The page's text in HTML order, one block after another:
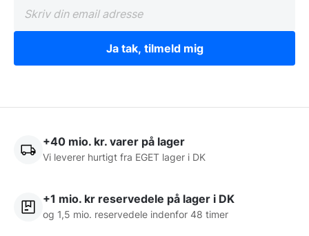
Ja tak, tilmeld mig
+40 mio. kr. varer på lager
Vi leverer hurtigt fra EGET lager i DK
+1 mio. kr reservedele på lager i DK
og 1,5 mio. reservedele indenfor 48 timer